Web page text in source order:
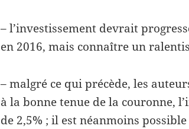
– l’investissement devrait
en 2016, mais connaître un
– malgré ce qui précède, les
à la bonne tenue de la couronne,
de 2,5% ; il est néanmoins